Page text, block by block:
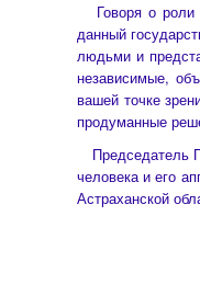
Говоря о роли
данный
людьми и
независимые,
вашей точке
продуманные
Председатель
человека и его
Астраханской